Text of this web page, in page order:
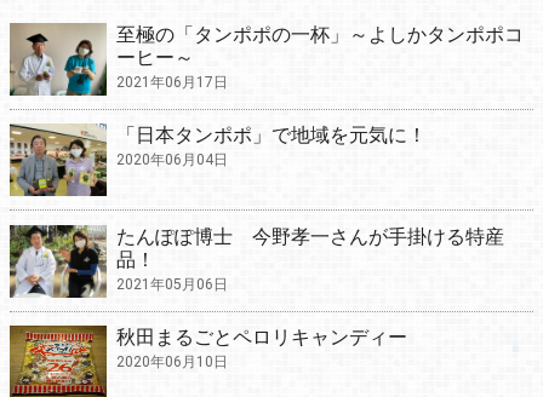
至極の「タンポポの一杯」～よしかタンポポコ
ーヒー～
2021年06月17日
「日本タンポポ」で地域を元気に！
2020年06月04日
たんぽぽ博士 今野孝一さんが手掛ける特産
品！
2021年05月06日
秋田まるごとペロリキャンディー
2020年06月10日